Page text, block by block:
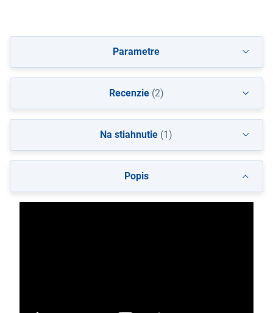
Popis
Parametre
Recenzie(2)
Na stiahnutie (1)